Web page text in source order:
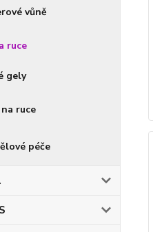
vůně
ruce
gely
ruce
péče